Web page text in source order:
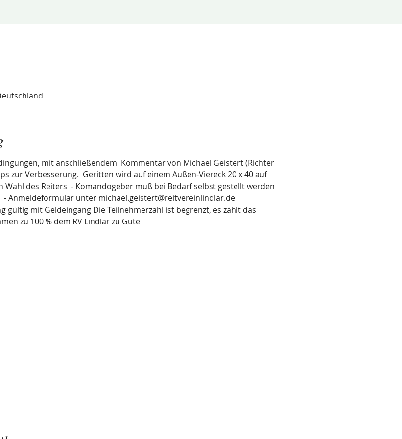
mit anschließendem  Kommentar von Michael Geistert (Richter
zur Verbesserung.  Geritten wird auf einem Außen-Viereck 20 x 40 auf
Wahl des Reiters  - Komandogeber muß bei Bedarf selbst gestellt werden
- Anmeldeformular unter michael.geistert@reitvereinlindlar.de
gültig mit Geldeingang Die Teilnehmerzahl ist begrenzt, es zählt das
zu 100 % dem RV Lindlar zu Gute